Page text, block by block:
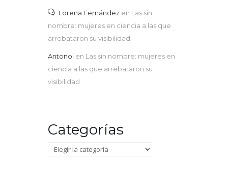
Lorena Fernández en Las sin
nombre: mujeres en ciencia a las que
arrebataron su visibilidad
Antonoi en Las sin nombre: mujeres en
ciencia a las que arrebataron su
visibilidad
Categorías
Categorías